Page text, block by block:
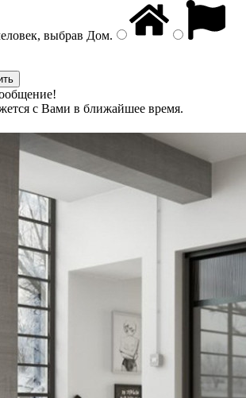
выбрав Дом.
с Вами в ближайшее время.